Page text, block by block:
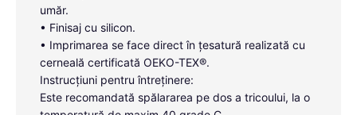
umăr.
• Finisaj cu silicon.
• Imprimarea se face direct în țesatură realizată cu
cerneală certificată OEKO-TEX®.
Instrucțiuni pentru întreținere:
Este recomandată spălararea pe dos a tricoului, la o